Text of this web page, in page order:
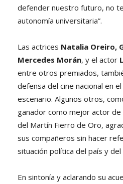
defender nuestro futuro, no
autonomía universitaria”.
Las actrices Natalia Oreiro,
Mercedes Morán, y el actor
entre otros premiados,
defensa del cine nacional en
escenario. Algunos otros,
ganador como mejor actor
del Martín Fierro de Oro,
sus compañeros sin hacer
situación política del país y
En sintonía y aclarando su